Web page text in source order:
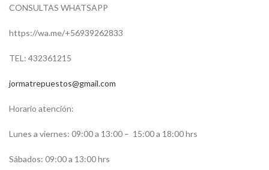
CONSULTAS WHATSAPP
https://wa.me/+56939262833
TEL: 432361215
jormatrepuestos@gmail.com
Horario atención:
Lunes a viernes: 09:00 a 13:00 – 15:00 a 18:00 hrs
Sábados: 09:00 a 13:00 hrs